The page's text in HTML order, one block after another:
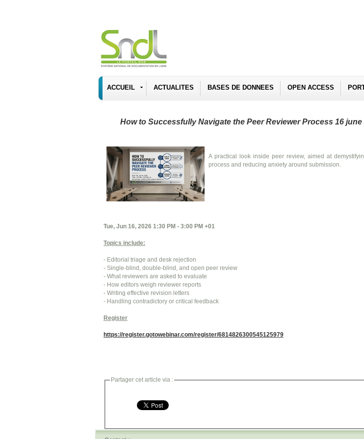
ACCUEIL ACTUALITES BASES DE DONNEES OPEN ACCESS
How to Successfully Navigate the Peer Reviewer Process 16 june
A practical look inside peer review, aimed at
process and reducing anxiety around submission.
Tue, Jun 16, 2026 1:30 PM - 3:00 PM +01
Topics include:
- Editorial triage and desk rejection
- Single-blind, double-blind, and open peer review
- What reviewers are asked to evaluate
- How editors weigh reviewer reports
- Writing effective revision letters
- Handling contradictory or critical feedback
Register
https://register.gotowebinar.com/register/6814826300545125979
Partager cet article via :